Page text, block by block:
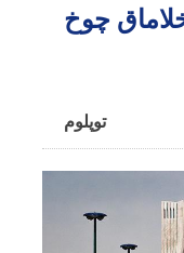
چوخ
توپلوم